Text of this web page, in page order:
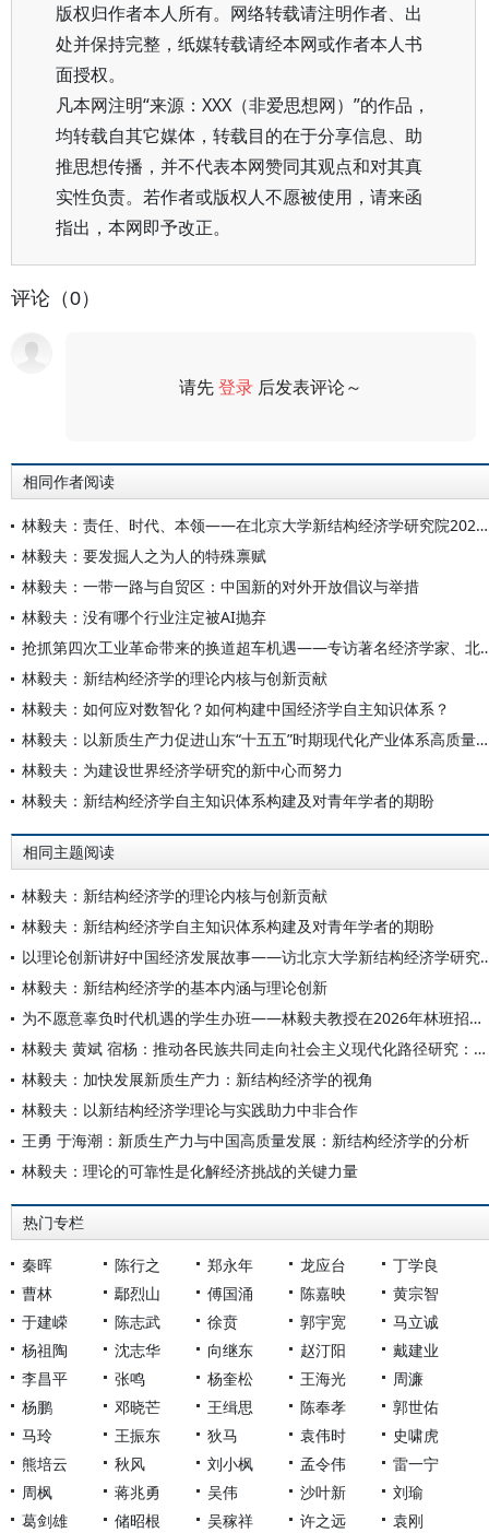
版权归作者本人所有。网络转载请注明作者、出
处并保持完整，纸媒转载请经本网或作者本人书
面授权。
凡本网注明“来源：XXX（非爱思想网）”的作品，
均转载自其它媒体，转载目的在于分享信息、助
推思想传播，并不代表本网赞同其观点和对其真
实性负责。若作者或版权人不愿被使用，请来函
指出，本网即予改正。
评论（0）
请先登录 后发表评论～
相同作者阅读
林毅夫：责任、时代、本领——在北京大学新结构经济学研究院2026届毕业典礼上的讲话
林毅夫：要发掘人之为人的特殊禀赋
林毅夫：一带一路与自贸区：中国新的对外开放倡议与举措
林毅夫：没有哪个行业注定被AI抛弃
抢抓第四次工业革命带来的换道超车机遇
林毅夫：新结构经济学的理论内核与创新贡献
林毅夫：如何应对数智化？如何构建中国经济学自主知识体系？
林毅夫：以新质生产力促进山东“十五五”时期现代化产业体系高质量发展
林毅夫：为建设世界经济学研究的新中心而努力
林毅夫：新结构经济学自主知识体系构建及对青年学者的期盼
相同主题阅读
林毅夫：新结构经济学的理论内核与创新贡献
林毅夫：新结构经济学自主知识体系构建及对青年学者的期盼
以理论创新讲好中国经济发展故
林毅夫：新结构经济学的基本内涵与理论创新
为不愿意辜负时代机遇的学生办班——林毅夫教授在2026年林班招生宣讲会上的讲话
林毅夫 黄斌 宿杨：推动各民族共同走向社会主义现代化路径研究：基于新结构经济学视角
林毅夫：加快发展新质生产力：新结构经济学的视角
林毅夫：以新结构经济学理论与实践助力中非合作
王勇 于海潮：新质生产力与中国高质量发展：新结构经济学的分析
林毅夫：理论的可靠性是化解经济挑战的关键力量
热门专栏
秦晖 陈行之 郑永年 龙应台
丁学良
曹林
鄢烈山 傅国涌 陈嘉映
黄宗智
于建嵘
陈志武 徐贲 郭宇宽
马立诚
杨祖陶
沈志华 向继东 赵汀阳
戴建业
李昌平
张鸣 杨奎松 王海光
周濂
杨鹏
邓晓芒 王缉思 陈奉孝
郭世佑
马玲
王振东 狄马 袁伟时
史啸虎
熊培云
秋风 刘小枫 孟令伟
雷一宁
周枫
蒋兆勇 吴伟 沙叶新
刘瑜
葛剑雄
储昭根 吴稼祥 许之远 袁刚